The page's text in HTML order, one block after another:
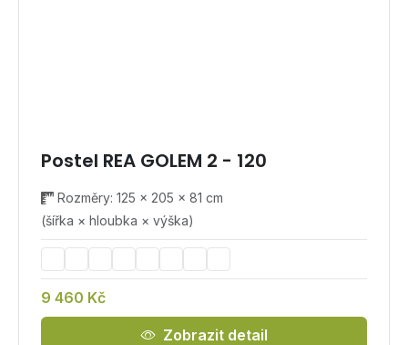
Postel REA GOLEM 2 - 120
Rozměry: 125 × 205 × 81 cm
(šířka × hloubka × výška)
9 460 Kč
Zobrazit detail